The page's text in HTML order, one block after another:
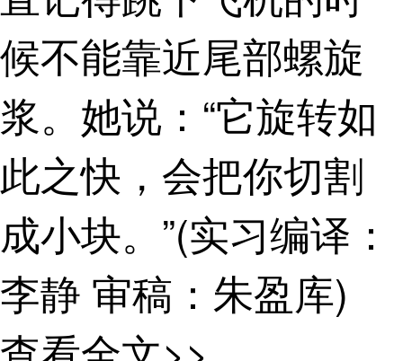
候不能靠近尾部螺旋
浆。她说：“它旋转如
此之快，会把你切割
成小块。”(实习编译：
李静 审稿：朱盈库)